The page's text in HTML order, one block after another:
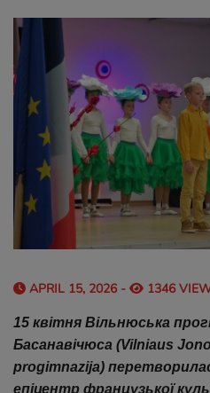
APRIL 15, 2026 - 1346
15 квітня Вільнюська
Басанавічюса (Vilniaus
progimnazija)
епіцентр французької